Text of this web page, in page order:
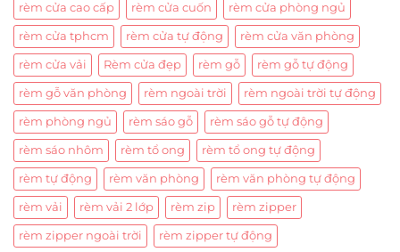
rèm cửa cao cấp rèm cửa cuốn rèm cửa phòng ngủ
rèm cửa tphcm rèm cửa tự động rèm cửa văn phòng
rèm cửa vải Rèm cửa đẹp rèm gỗ rèm gỗ tự động
rèm gỗ văn phòng rèm ngoài trời rèm ngoài trời tự động
rèm phòng ngủ rèm sáo gỗ rèm sáo gỗ tự động
rèm sáo nhôm rèm tổ ong rèm tổ ong tự động
rèm tự động rèm văn phòng rèm văn phòng tự động
rèm vải rèm vải 2 lớp rèm zip rèm zipper
rèm zipper ngoài trời rèm zipper tự động